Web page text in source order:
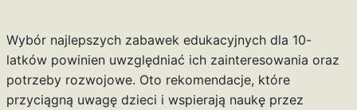
Wybór najlepszych zabawek edukacyjnych dla 10-
latków powinien uwzględniać ich zainteresowania oraz
potrzeby rozwojowe. Oto rekomendacje, które
przyciągną uwagę dzieci i wspierają naukę przez